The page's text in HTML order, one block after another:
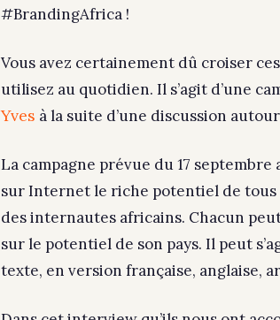
#BrandingAfrica !
Vous avez certainement dû croiser
utilisez au quotidien. Il s’agit d’une
Yves à la suite d’une discussion
La campagne prévue du 17
sur Internet le riche potentiel de tous
des internautes africains. Chacun
sur le potentiel de son pays. Il peut
texte, en version française, anglaise,